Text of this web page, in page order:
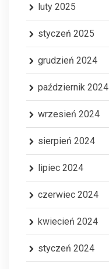
luty 2025
styczeń 2025
grudzień 2024
październik 2024
wrzesień 2024
sierpień 2024
lipiec 2024
czerwiec 2024
kwiecień 2024
styczeń 2024